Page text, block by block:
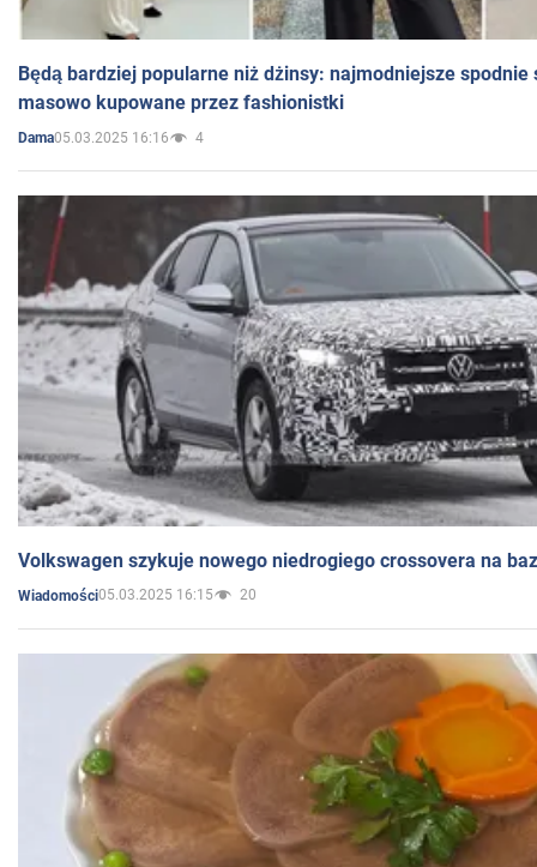
Będą bardziej popularne niż dżinsy: najmodniejsze spodnie
masowo kupowane przez fashionistki
Dama05.03.2025 16:16 4
Volkswagen szykuje nowego niedrogiego crossovera na
Wiadomości05.03.2025 16:15 20